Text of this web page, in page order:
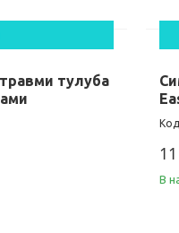
тулуба
В